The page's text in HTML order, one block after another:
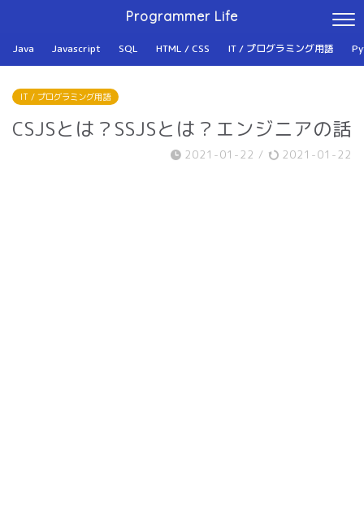
Programmer Life
Java Javascript SQL HTML / CSS IT / プログラミング用語
IT / プログラミング用語
CSJSとは？SSJSとは？エンジニアの話
2021-01-22 / 2021-01-22